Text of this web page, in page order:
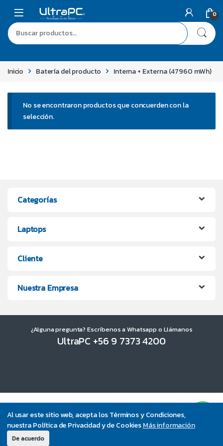
Al usar este sitio web, acepta los Términos y Condiciones,
nuestra Política de Privacidad y de CookiesMás información
De acuerdo
0
Inicio Batería del producto Interna + Externa (47960 mWh)
No se encontraron productos que concuerden con la
selección.
Categorías
Laptops
Cliente
Nuestra Empresa
¿Alguna pregunta? Escríbenos a Whatsapp o Llámanos
UltraPC +56 9 7373 4200